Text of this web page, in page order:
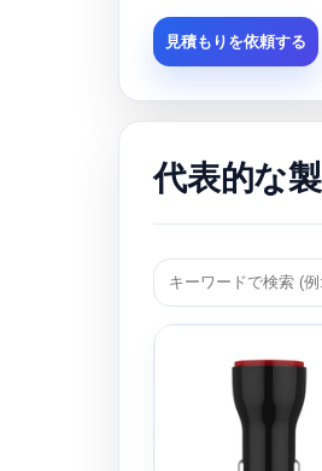
見積もりを依頼する
代表的な